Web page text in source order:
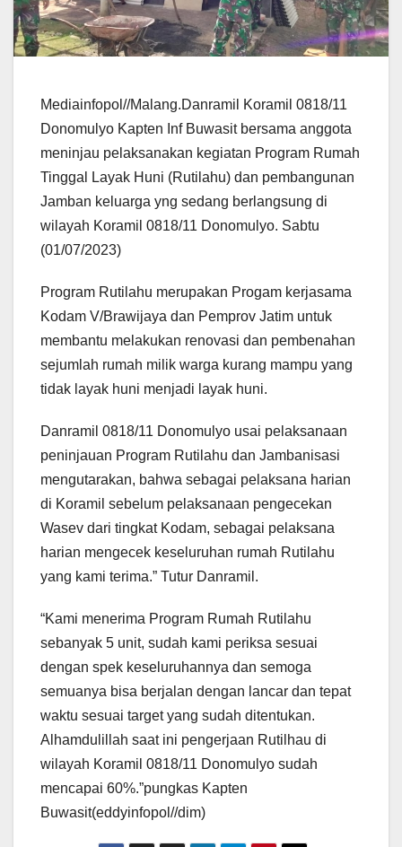
Mediainfopol//Malang.Danramil Koramil 0818/11
Donomulyo Kapten Inf Buwasit bersama anggota
meninjau pelaksanakan kegiatan Program Rumah
Tinggal Layak Huni (Rutilahu) dan pembangunan
Jamban keluarga yng sedang berlangsung di
wilayah Koramil 0818/11 Donomulyo. Sabtu
(01/07/2023)
Program Rutilahu merupakan Progam kerjasama
Kodam V/Brawijaya dan Pemprov Jatim untuk
membantu melakukan renovasi dan pembenahan
sejumlah rumah milik warga kurang mampu yang
tidak layak huni menjadi layak huni.
Danramil 0818/11 Donomulyo usai pelaksanaan
peninjauan Program Rutilahu dan Jambanisasi
mengutarakan, bahwa sebagai pelaksana harian
di Koramil sebelum pelaksanaan pengecekan
Wasev dari tingkat Kodam, sebagai pelaksana
harian mengecek keseluruhan rumah Rutilahu
yang kami terima.” Tutur Danramil.
“Kami menerima Program Rumah Rutilahu
sebanyak 5 unit, sudah kami periksa sesuai
dengan spek keseluruhannya dan semoga
semuanya bisa berjalan dengan lancar dan tepat
waktu sesuai target yang sudah ditentukan.
Alhamdulillah saat ini pengerjaan Rutilhau di
wilayah Koramil 0818/11 Donomulyo sudah
mencapai 60%.”pungkas Kapten
Buwasit(eddyinfopol//dim)